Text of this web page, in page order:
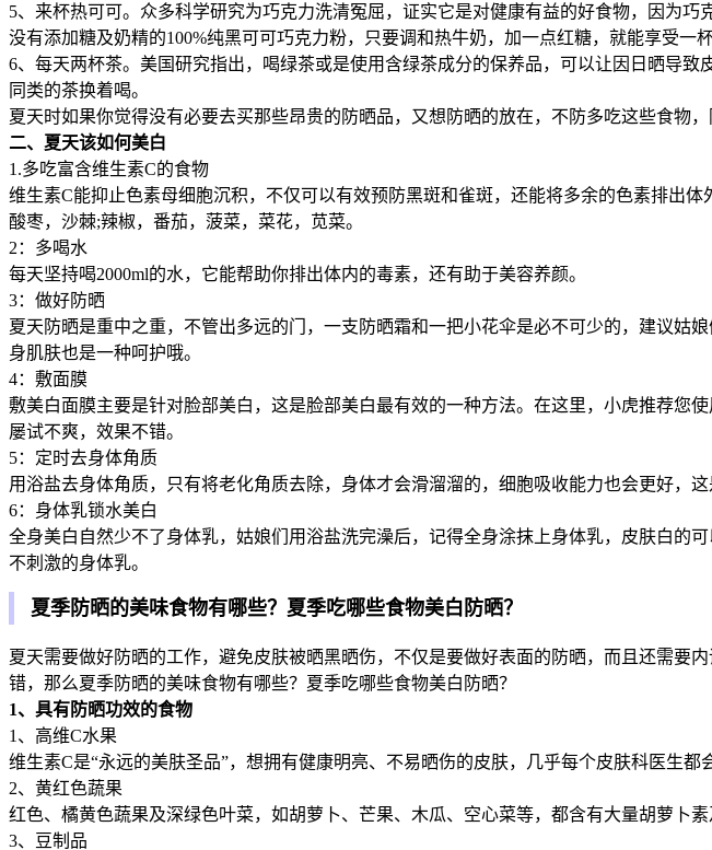
5、来杯热可可。众多科学研究为巧克力洗清冤屈，证实它是对健康有益的好食物，因为
没有添加糖及奶精的100%纯黑可可巧克力粉，只要调和热牛奶，加一点红糖，就能享受一
6、每天两杯茶。美国研究指出，喝绿茶或是使用含绿茶成分的保养品，可以让因日晒导
同类的茶换着喝。
夏天时如果你觉得没有必要去买那些昂贵的防晒品，又想防晒的放在，不防多吃这些食物
二、夏天该如何美白
1.多吃富含维生素C的食物
维生素C能抑止色素母细胞沉积，不仅可以有效预防黑斑和雀斑，还能将多余的色素排出
酸枣，沙棘;辣椒，番茄，菠菜，菜花，苋菜。
2：多喝水
每天坚持喝2000ml的水，它能帮助你排出体内的毒素，还有助于美容养颜。
3：做好防晒
夏天防晒是重中之重，不管出多远的门，一支防晒霜和一把小花伞是必不可少的，建议姑
身肌肤也是一种呵护哦。
4：敷面膜
敷美白面膜主要是针对脸部美白，这是脸部美白最有效的一种方法。在这里，小虎推荐您
屡试不爽，效果不错。
5：定时去身体角质
用浴盐去身体角质，只有将老化角质去除，身体才会滑溜溜的，细胞吸收能力也会更好，这
6：身体乳锁水美白
全身美白自然少不了身体乳，姑娘们用浴盐洗完澡后，记得全身涂抹上身体乳，皮肤白的
不刺激的身体乳。
夏季防晒的美味食物有哪些？夏季吃哪些食物美白防晒？
夏天需要做好防晒的工作，避免皮肤被晒黑晒伤，不仅是要做好表面的防晒，而且还需要
错，那么夏季防晒的美味食物有哪些？夏季吃哪些食物美白防晒？
1、具有防晒功效的食物
1、高维C水果
维生素C是“永远的美肤圣品”，想拥有健康明亮、不易晒伤的皮肤，几乎每个皮肤科医生
2、黄红色蔬果
红色、橘黄色蔬果及深绿色叶菜，如胡萝卜、芒果、木瓜、空心菜等，都含有大量胡萝卜
3、豆制品